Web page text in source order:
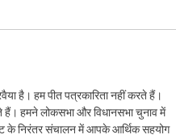
है। हम पीत पत्रकारिता नहीं करते हैं।
हैं। हमने लोकसभा और विधानसभा चुनाव में
के निरंतर संचालन में आपके आर्थिक सहयोग